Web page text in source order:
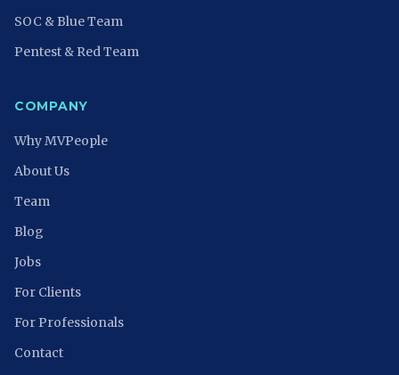
SOC & Blue Team
Pentest & Red Team
COMPANY
Why MVPeople
About Us
Team
Blog
Jobs
For Clients
For Professionals
Contact